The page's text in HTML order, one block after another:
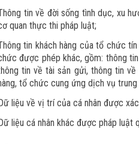
tin về đời sống tình dục, xu
quan thực thi pháp luật;
tin khách hàng của tổ chức
được phép khác, gồm: thông
tin về tài sản gửi, thông tin
tổ chức cung ứng dịch vụ trung
liệu về vị trí của cá nhân được
liệu cá nhân khác được pháp